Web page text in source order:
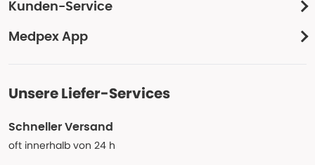
Kunden-Service
Medpex App
Unsere Liefer-Services
Schneller Versand
oft innerhalb von 24 h